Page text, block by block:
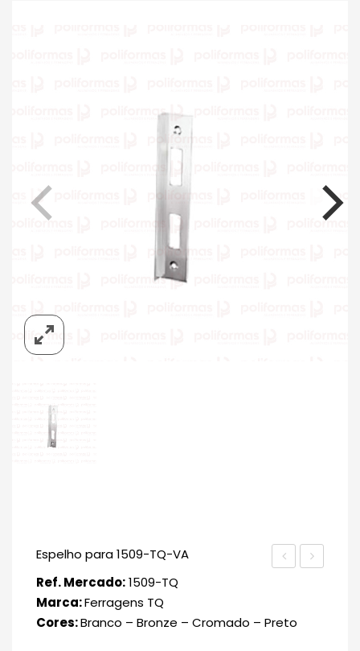
Espelho para 1509-TQ-VA
Ref. Mercado:1509-TQ
Marca:Ferragens TQ
Cores:Branco – Bronze – Cromado – Preto